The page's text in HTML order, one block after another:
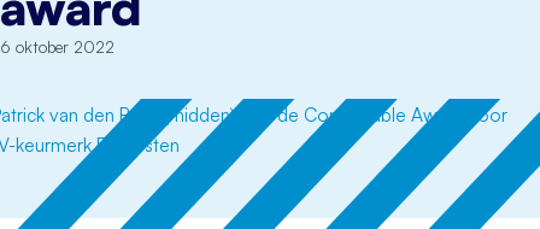
6 oktober 2022